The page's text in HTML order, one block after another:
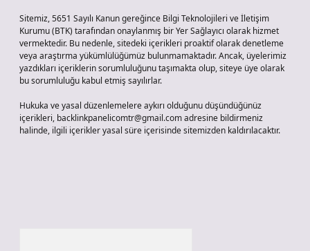
Sitemiz, 5651 Sayılı Kanun gereğince Bilgi Teknolojileri ve İletişim
Kurumu (BTK) tarafından onaylanmış bir Yer Sağlayıcı olarak hizmet
vermektedir. Bu nedenle, sitedeki içerikleri proaktif olarak denetleme
veya araştırma yükümlülüğümüz bulunmamaktadır. Ancak, üyelerimiz
yazdıkları içeriklerin sorumluluğunu taşımakta olup, siteye üye olarak
bu sorumluluğu kabul etmiş sayılırlar.
Hukuka ve yasal düzenlemelere aykırı olduğunu düşündüğünüz
içerikleri, backlinkpanelicomtr@gmail.comadresine bildirmeniz
halinde, ilgili içerikler yasal süre içerisinde sitemizden kaldırılacaktır.